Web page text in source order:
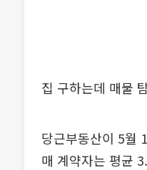
집 구하는데 매물
당근부동산이 5월
매 계약자는 평균